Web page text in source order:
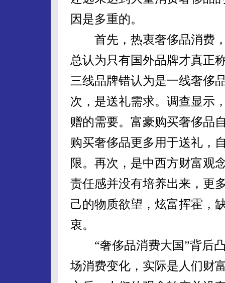
因是多重的。
首先，热衷奢侈品消费，
总认为只有国外品牌才真正
三线品牌错认为是一线奢侈
次，是送礼需求。调查显示
赠的需要。富豪购买奢侈品
购买奢侈品更多用于送礼，
限。再次，是中西方财富观
责任感并没有培养出来，更
己的物质欲望，炫富挥霍，
衷。
“奢侈品消费大国”背后凸
场消费变化，实际是人们财